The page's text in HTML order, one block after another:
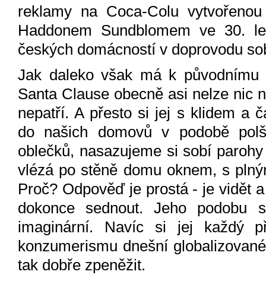
reklamy na Coca-Colu
Haddonem Sundblomem ve 30.
českých domácností v doprovodu
Jak daleko však má k
Santa Clause obecně asi nelze nic
nepatří. A přesto si jej s klidem a
do našich domovů v podobě
oblečků, nasazujeme si sobí
vlézá po stěně domu oknem, s
Proč? Odpověď je prostá - je vidět
dokonce sednout. Jeho podobu
imaginární. Navíc si jej každý
konzumerismu dnešní
tak dobře zpeněžit.